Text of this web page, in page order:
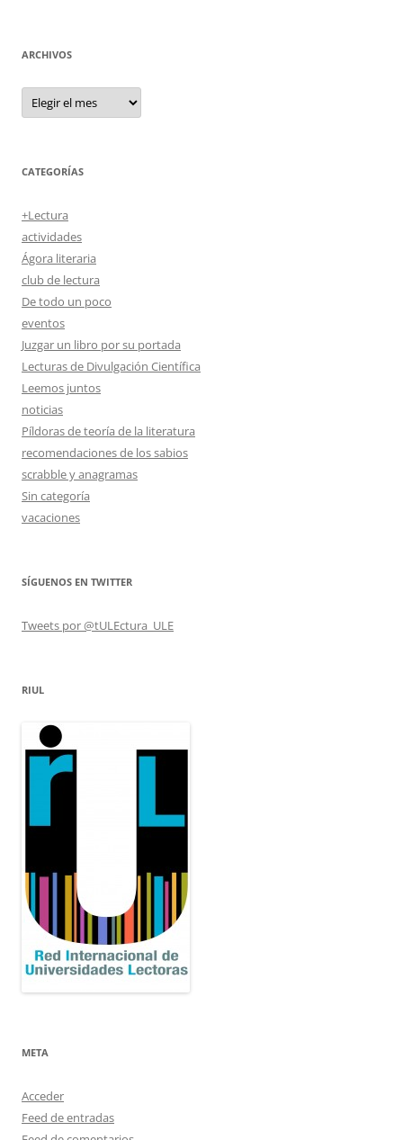
ARCHIVOS
Archivos
CATEGORÍAS
+Lectura
actividades
Ágora literaria
club de lectura
De todo un poco
eventos
Juzgar un libro por su portada
Lecturas de Divulgación Científica
Leemos juntos
noticias
Píldoras de teoría de la literatura
recomendaciones de los sabios
scrabble y anagramas
Sin categoría
vacaciones
SÍGUENOS EN TWITTER
Tweets por @tULEctura_ULE
RIUL
META
Acceder
Feed de entradas